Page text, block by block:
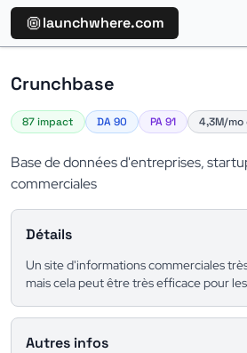
launchwhere.com
Crunchbase
87 impact DA 90 PA 91 4,3M/
Base de données d'entreprises,
commerciales
Détails
Un site d'informations commerciales
mais cela peut être très efficace pour
Autres infos